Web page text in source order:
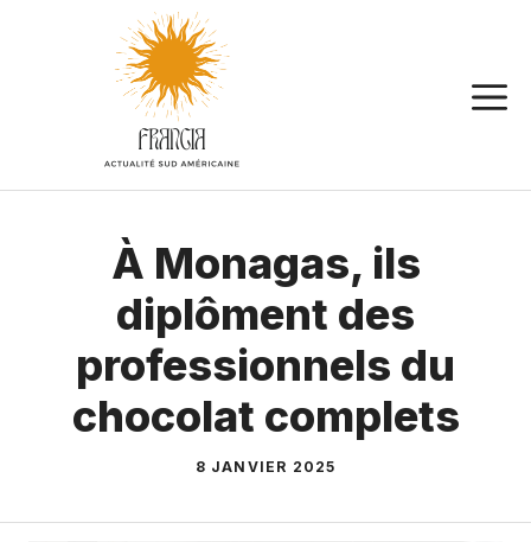
À Monagas, ils
diplôment des
professionnels du
chocolat complets
8 JANVIER 2025